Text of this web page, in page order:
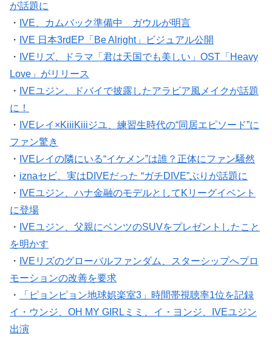
が話題に
・ IVE、カムバック準備中 ガウルが明言
・ IVE 日本3rdEP「Be Alright」ビジュアル公開
・ IVEリズ、ドラマ「君は天国でも美しい」OST「Heavy
Love」がリリース
・ IVEユジン、ドバイで披露したアラビア風メイクが話題
に！
・ IVEレイ×KiiiKiiiジユ、練習生時代の“同居エピソード”に
ファン驚き
・ IVEレイの隣にいる“イケメン”は誰？正体にファン騒然
・ iznaセビ、実はDIVEだった “ガチDIVE”ぶりが話題に
・ IVEユジン、ハナ金融のモデルとしてKリーグイベント
に登場
・ IVEユジン、父親にベンツのSUVをプレゼントしたこと
を明かす
・ IVEリズのグローバルファンダム、スターシップへプロ
モーションの改善を要求
・
「ピョンピョン地球娯楽室3」時間帯視聴率1位を記録
イ・ウンジ、OH MY GIRLミミ、イ・ヨンジ、IVEユジン
出演